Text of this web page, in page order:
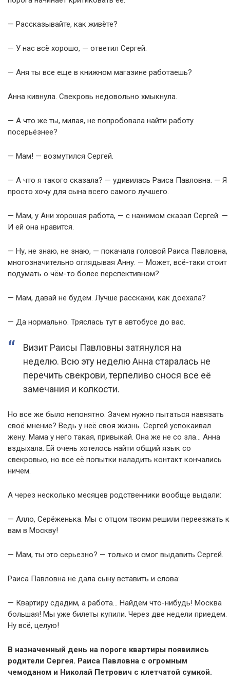
— Рассказывайте, как живёте?
— У нас всё хорошо, — ответил Сергей.
— Аня ты все еще в книжном магазине работаешь?
Анна кивнула. Свекровь недовольно хмыкнула.
— А что же ты, милая, не попробовала найти работу
посерьёзнее?
— Мам! — возмутился Сергей.
— А что я такого сказала? — удивилась Раиса Павловна. — Я
просто хочу для сына всего самого лучшего.
— Мам, у Ани хорошая работа, — с нажимом сказал Сергей. —
И ей она нравится.
— Ну, не знаю, не знаю, — покачала головой Раиса Павловна,
многозначительно оглядывая Анну. — Может, всё-таки стоит
подумать о чём-то более перспективном?
— Мам, давай не будем. Лучше расскажи, как доехала?
— Да нормально. Тряслась тут в автобусе до вас.
Визит Раисы Павловны затянулся на
неделю. Всю эту неделю Анна старалась не
перечить свекрови, терпеливо снося все её
замечания и колкости.
Но все же было непонятно. Зачем нужно пытаться навязать
своё мнение? Ведь у неё своя жизнь. Сергей успокаивал
жену. Мама у него такая, привыкай. Она же не со зла… Анна
вздыхала. Ей очень хотелось найти общий язык со
свекровью, но все её попытки наладить контакт кончались
ничем.
А через несколько месяцев родственники вообще выдали:
— Алло, Серёженька. Мы с отцом твоим решили переезжать к
вам в Москву!
— Мам, ты это серьезно? — только и смог выдавить Сергей.
Раиса Павловна не дала сыну вставить и слова:
— Квартиру сдадим, а работа… Найдем что-нибудь! Москва
большая! Мы уже билеты купили. Через две недели приедем.
Ну всё, целую!
В назначенный день на пороге квартиры появились
родители Сергея. Раиса Павловна с огромным
чемоданом и Николай Петрович с клетчатой сумкой.